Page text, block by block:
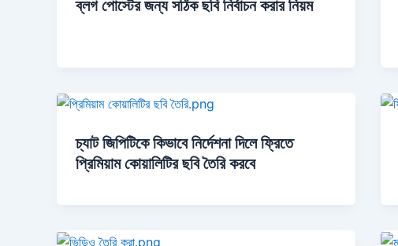
ব্লগ পোস্টের জন্য সঠিক ছবি নির্বাচন করার নিয়ম
চ্যাট জিপিটিকে কিভাবে নির্দেশনা দিলে ফ্রিতে
প্রিমিয়াম কোয়ালিটির ছবি তৈরি করবে